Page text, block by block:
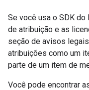
Se você usa o SDK
de atribuição e as
seção de avisos
atribuições como um
parte de um item de
Você pode encontrar